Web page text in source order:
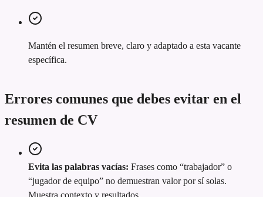
Mantén el resumen breve, claro y adaptado a esta vacante
específica.
Errores comunes que debes evitar en el
resumen de CV
Evita las palabras vacías: Frases como “trabajador” o
“jugador de equipo” no demuestran valor por sí solas.